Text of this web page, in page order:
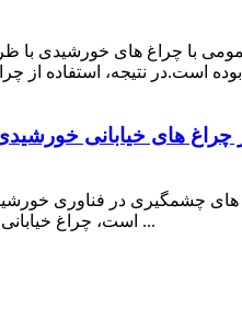
با چراغ های خورشیدی با
های خیابانی خورشیدی
های چشمگیری در فناوری
است، چراغ خیابانی خورشیدی یکپارچه است، یک راه حل انقلابی که ترکیبی از بهره وری انرژی، دوام و هزینه ...